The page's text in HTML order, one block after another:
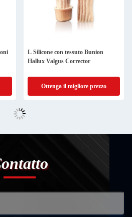
L Silicone con tessuto Bunion
Hallux Valgus Corrector
Ottenga il migliore prezzo